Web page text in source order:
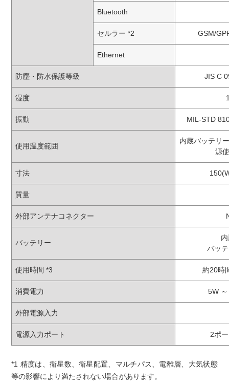
Bluetooth
セルラー *2 GSM/
Ethernet
防塵・防水保護等級 JIS C
湿度
振動 MIL-STD
使用温度範囲
内蔵バッテリ
源
寸法
質量
外部アンテナコネクター
バッテリー
バッ
使用時間 *3 約20時
消費電力 5W
外部電源入力
電源入力ポート 2ポ
*1 精度は、衛星数、衛星配置、マルチパス、電離層、大気状態
等の影響により満たされない場合があります。